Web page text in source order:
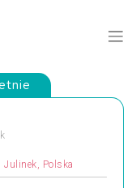
Julinek, Polska